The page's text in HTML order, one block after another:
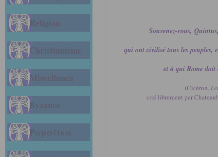
Religion
Christianisme
Miscellanea
Byzance
Ρωμαίϊκα
Souvenez-vous,
qui ont civilisé tous les
et à qui Rome doit
(Cicéron,
cité librement par